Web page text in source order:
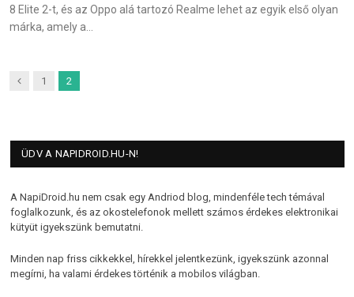
8 Elite 2-t, és az Oppo alá tartozó Realme lehet az egyik első olyan
márka, amely a…
Previous
1 2
ÜDV A NAPIDROID.HU-N!
A NapiDroid.hu nem csak egy Andriod blog, mindenféle tech témával
foglalkozunk, és az okostelefonok mellett számos érdekes elektronikai
kütyüt igyekszünk bemutatni.
Minden nap friss cikkekkel, hírekkel jelentkezünk, igyekszünk azonnal
megírni, ha valami érdekes történik a mobilos világban.